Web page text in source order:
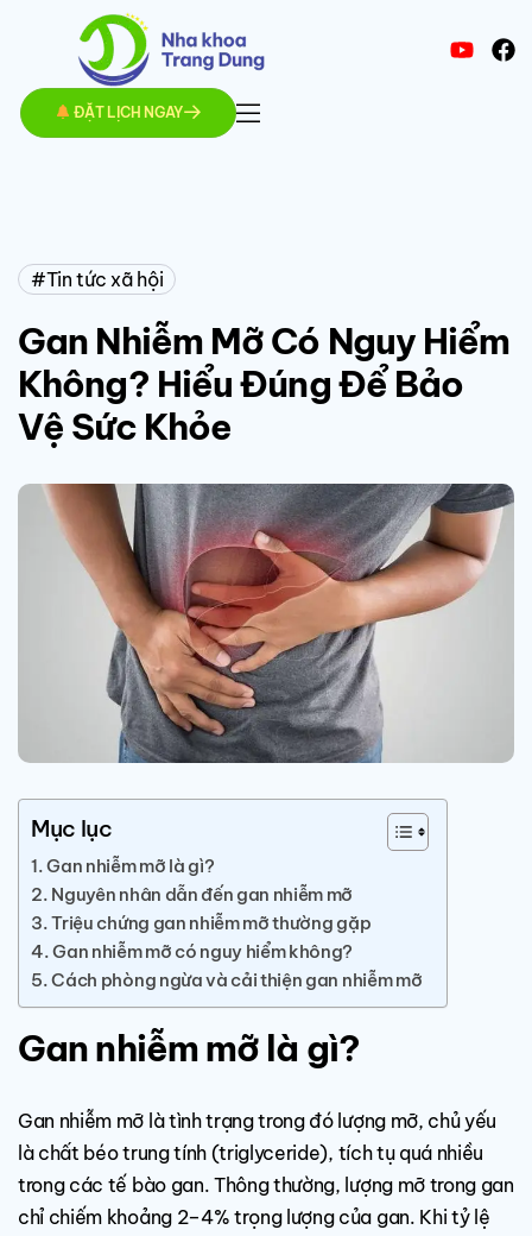
ĐẶT LỊCH NGAY
Tin tức xã hội
Gan Nhiễm Mỡ Có Nguy Hiểm
Không? Hiểu Đúng Để Bảo
Vệ Sức Khỏe
Mục lục
Gan nhiễm mỡ là gì?
Nguyên nhân dẫn đến gan nhiễm mỡ
Triệu chứng gan nhiễm mỡ thường gặp
Gan nhiễm mỡ có nguy hiểm không?
Cách phòng ngừa và cải thiện gan nhiễm mỡ
Gan nhiễm mỡ là gì?
Gan nhiễm mỡ là tình trạng trong đó lượng mỡ, chủ yếu
là chất béo trung tính (triglyceride), tích tụ quá nhiều
trong các tế bào gan. Thông thường, lượng mỡ trong gan
chỉ chiếm khoảng 2–4% trọng lượng của gan. Khi tỷ lệ